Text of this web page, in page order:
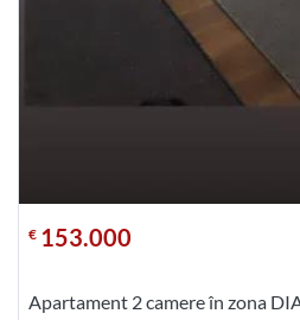
€ 153.000
Apartament 2 camere în zona